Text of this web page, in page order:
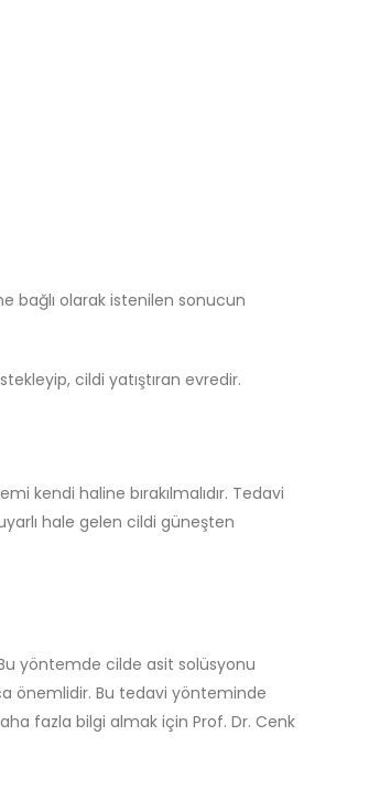
bağlı olarak istenilen sonucun
cildi yatıştıran evredir.
kendi haline bırakılmalıdır. Tedavi
hale gelen cildi güneşten
yöntemde cilde asit solüsyonu
önemlidir. Bu tedavi yönteminde
fazla bilgi almak için Prof. Dr. Cenk